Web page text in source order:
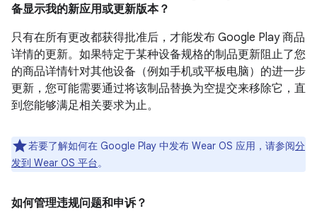
备显示我的新应用或更新版本？
只有在所有更改都获得批准后，才能发布 Google Play 商品
详情的更新。如果特定于某种设备规格的制品更新阻止了您
的商品详情针对其他设备（例如手机或平板电脑）的进一步
更新，您可能需要通过将该制品替换为空提交来移除它，直
到您能够满足相关要求为止。
若要了解如何在 Google Play 中发布 Wear OS 应用，请参阅分
发到 Wear OS 平台。
如何管理违规问题和申诉？